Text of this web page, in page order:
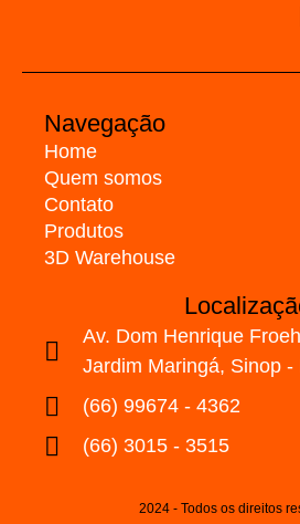
Navegação
Home
Quem somos
Contato
Produtos
3D Warehouse
Av. Dom Henrique
Jardim Maringá, Sinop -
(66) 99674 - 4362
(66) 3015 - 3515
2024 - Todos os direitos